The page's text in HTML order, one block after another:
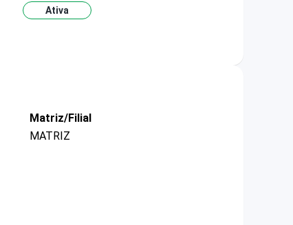
Ativa
Matriz/Filial
MATRIZ